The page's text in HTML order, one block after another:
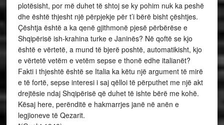
plotësisht, por më duhet të shtoj se ky pohim nuk ka peshë
dhe është thjesht një përpjekje për t’i bërë bisht çështjes.
Çështja është a ka qenë gjithmonë pjesë përbërëse e
Shqipërisë ish-krahina turke e Janinës? Në qoftë se kjo
është e vërtetë, a mund të bjerë poshtë, automatikisht, kjo
e vërtetë vetëm e vetëm sepse e thonë edhe italianët?
Fakti i thjeshtë është se Italia ka këtu një argument të mirë
e të fortë, sepse interesi i saj qëlloi të përputhet me një akt
drejtësie ndaj Shqipërisë që duhet të ishte bërë me kohë.
Kësaj here, perënditë e hakmarrjes janë në anën e
legjioneve të Qezarit.